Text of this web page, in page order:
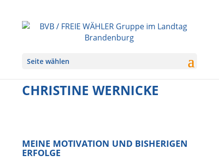
Seite wählen
CHRISTINE WERNICKE
MEINE MOTIVATION UND BISHERIGEN
ERFOLGE